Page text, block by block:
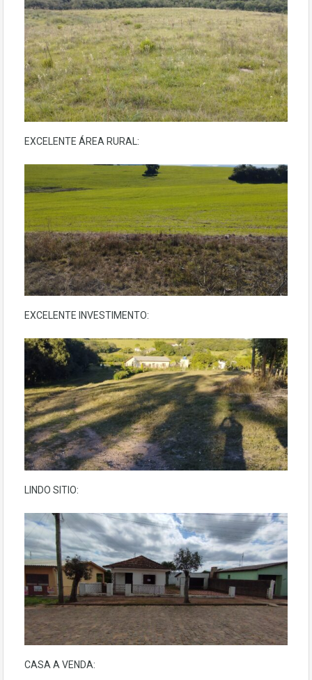
EXCELENTE ÁREA RURAL:
EXCELENTE INVESTIMENTO:
LINDO SITIO:
CASA A VENDA: